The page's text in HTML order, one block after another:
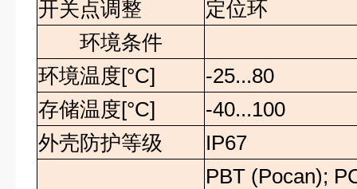
开关点调整
定位环
环境条件
环境温度[°C]
-25...80
存储温度[°C]
-40...100
外壳防护等级
IP67
PBT (Pocan);